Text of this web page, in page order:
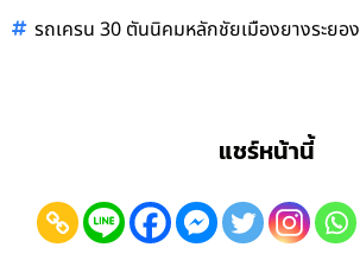
รถเครน 30 ตันนิคมหลักชัยเมืองยางระยอง
แชร์หน้านี้